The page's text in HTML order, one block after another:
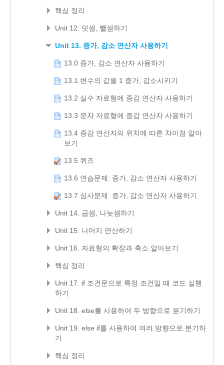
핵심 정리
Unit 12. 덧셈, 뺄셈하기
Unit 13. 증가, 감소 연산자 사용하기
13.0 증가, 감소 연산자 사용하기
13.1 변수의 값을 1 증가, 감소시키기
13.2 실수 자료형에 증감 연산자 사용하기
13.3 문자 자료형에 증감 연산자 사용하기
13.4 증감 연산자의 위치에 따른 차이점 알아
보기
13.5 퀴즈
13.6 연습문제: 증가, 감소 연산자 사용하기
13.7 심사문제: 증가, 감소 연산자 사용하기
Unit 14. 곱셈, 나눗셈하기
Unit 15. 나머지 연산하기
Unit 16. 자료형의 확장과 축소 알아보기
핵심 정리
Unit 17. if 조건문으로 특정 조건일 때 코드 실행
하기
Unit 18. else를 사용하여 두 방향으로 분기하기
Unit 19. else if를 사용하여 여러 방향으로 분기하
기
핵심 정리